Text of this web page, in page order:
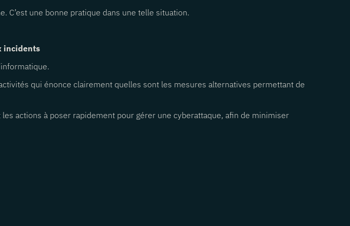
C’est une bonne pratique dans une telle situation.
incidents
qui énonce clairement quelles sont les mesures alternatives permettant de
actions à poser rapidement pour gérer une cyberattaque, afin de minimiser